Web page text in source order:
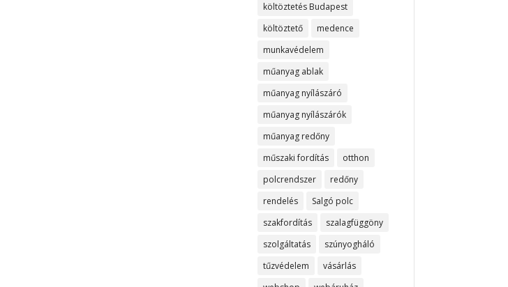
költöztetés Budapest
költöztető
medence
munkavédelem
műanyag ablak
műanyag nyílászáró
műanyag nyílászárók
műanyag redőny
műszaki fordítás
otthon
polcrendszer
redőny
rendelés
Salgó polc
szakfordítás
szalagfüggöny
szolgáltatás
szúnyogháló
tűzvédelem
vásárlás